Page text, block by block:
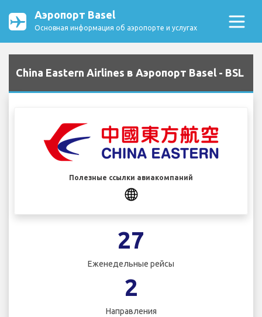
Аэропорт Basel
Основная информация об аэропорте и услугах
China Eastern Airlines в Аэропорт Basel - BSL
Полезные ссылки авиакомпаний
27
Еженедельные рейсы
2
Направления